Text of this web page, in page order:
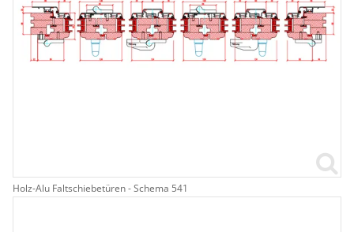
Holz-Alu Faltschiebetüren - Schema 541